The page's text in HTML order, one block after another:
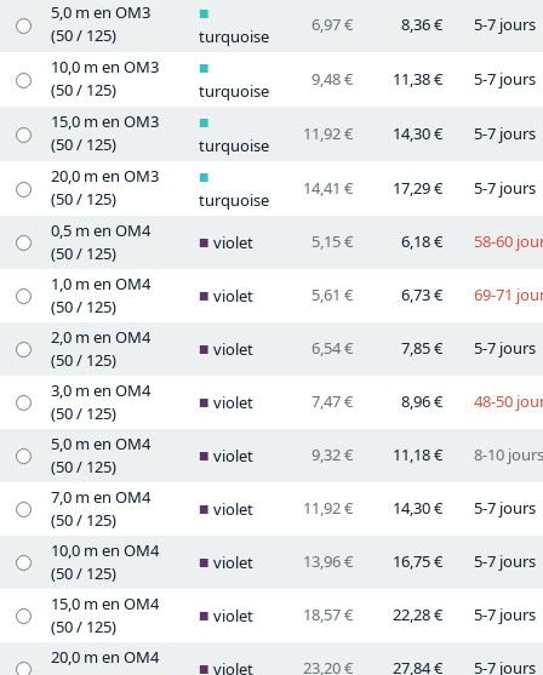
5,0 m en OM3
(50 / 125)
turquoise
6,97 € 8,36 €
5-7 jours
10,0 m en OM3
(50 / 125)
turquoise
9,48 € 11,38 €
5-7 jours
15,0 m en OM3
(50 / 125)
turquoise
11,92 € 14,30 €
5-7 jours
20,0 m en OM3
(50 / 125)
turquoise
14,41 € 17,29 €
5-7 jours
0,5 m en OM4
(50 / 125)
violet 5,15 € 6,18 €
58-60
1,0 m en OM4
(50 / 125)
violet 5,61 € 6,73 €
69-71
2,0 m en OM4
(50 / 125)
violet 6,54 € 7,85 €
5-7 jours
3,0 m en OM4
(50 / 125)
violet 7,47 € 8,96 €
48-50
5,0 m en OM4
(50 / 125)
violet 9,32 € 11,18 €
8-10 jours
7,0 m en OM4
(50 / 125)
violet 11,92 € 14,30 €
5-7 jours
10,0 m en OM4
(50 / 125)
violet 13,96 € 16,75 €
5-7 jours
15,0 m en OM4
(50 / 125)
violet 18,57 € 22,28 €
5-7 jours
20,0 m en OM4
violet 23,20 € 27,84 € 5-7 jours